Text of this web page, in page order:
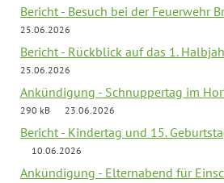
Bericht - Besuch bei der Feuerwehr
25.06.2026
Bericht - Rückblick auf das 1.
25.06.2026
Ankündigung - Schnuppertag im
290 kB
23.06.2026
Bericht - Kindertag und 15.
10.06.2026
Ankündigung - Elternabend für